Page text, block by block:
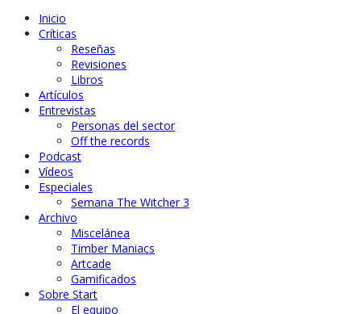
Inicio
Críticas
Reseñas
Revisiones
Libros
Artículos
Entrevistas
Personas del sector
Off the records
Podcast
Vídeos
Especiales
Semana The Witcher 3
Archivo
Miscelánea
Timber Maniacs
Artcade
Gamificados
Sobre Start
El equipo